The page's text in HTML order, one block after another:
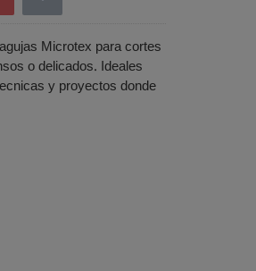
Microtex para cortes
o delicados. Ideales
y proyectos donde